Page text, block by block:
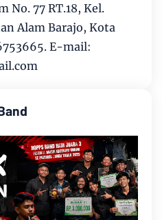
No. 77 RT.18, Kel.
Alam Barajo, Kota
E-mail: